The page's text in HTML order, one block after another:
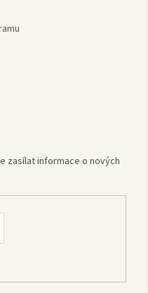
zasílat informace o nových